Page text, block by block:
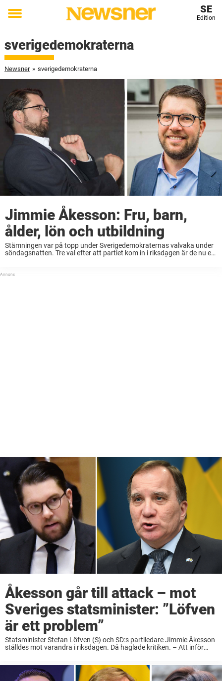
Toggle
SE
Edition
sverigedemokraterna
Newsner » sverigedemokraterna
Jimmie Åkesson: Fru, barn,
ålder, lön och utbildning
Stämningen var på topp under Sverigedemokraternas valvaka under
söndagsnatten. Tre val efter att partiet kom in i riksdagen är de nu ett
Åkesson går till attack – mot
Sveriges statsminister: ”Löfven
är ett problem”
Statsminister Stefan Löfven (S) och SD:s partiledare Jimmie Åkesson
ställdes mot varandra i riksdagen. Då haglade kritiken. – Att inför